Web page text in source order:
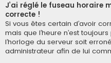
J’ai réglé le fuseau horaire
correcte !
Si vous êtes certain d’avoir
mais que l’heure n’est
l’horloge du serveur soit
administrateur afin de lui